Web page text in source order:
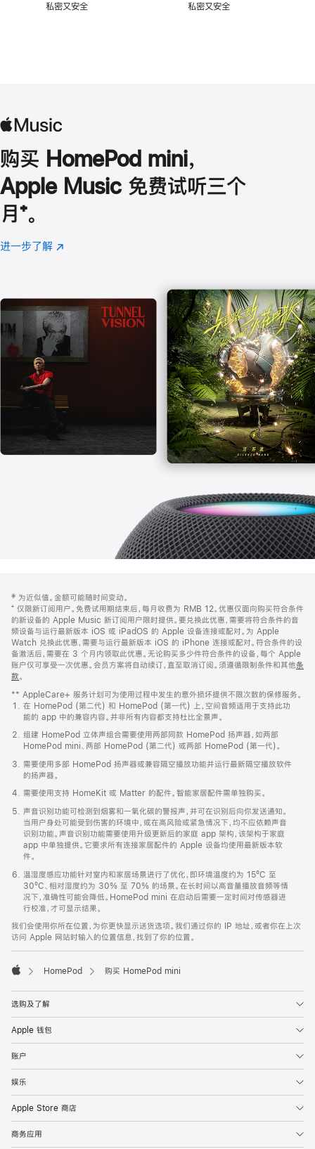
私密又安全 私密又安全
购买 HomePod mini，
Apple Music 免费试听三个
月 脚
注
⁺。
进一步了解 Apple
(在
口
中
打
开)
页
页
脚
注
‡ 为近似值。金额可能随时间变动。
⁺ 仅限新订阅用户。免费试用期结束后，每月收费为 RMB 12。优惠仅面向购买符合条件
的新设备的 Apple Music 新订阅用户限时提供。要兑换此优惠，需要将符合条件的音
频设备与运行最新版本 iOS 或 iPadOS 的 Apple 设备连接或配对。为 Apple
Watch 兑换此优惠，需要与运行最新版本 iOS 的 iPhone 连接或配对。符合条件的设
备激活后，需要在 3 个月内领取此优惠。无论购买多少件符合条件的设备，每个 Apple
账户仅可享受一次优惠。会员方案将自动续订，直至取消订阅。须遵循限制条件和其他条
款。
窗
口
中
打
开)
** AppleCare+ 服务计划可为使用过程中发生的意外损坏提供不限次数的保修服务。
在 HomePod (第二代) 和 HomePod (第一代) 上，空间音频适用于支持此功
能的 app 中的兼容内容。并非所有内容都支持杜比全景声。
组建 HomePod 立体声组合需要使用两部同款 HomePod 扬声器，如两部
HomePod mini、两部 HomePod (第二代) 或两部 HomePod (第一代)。
需要使用多部 HomePod 扬声器或兼容隔空播放功能并运行最新隔空播放软件
的扬声器。
需要使用支持 HomeKit 或 Matter 的配件。智能家居配件需单独购买。
声音识别功能可检测到烟雾和一氧化碳的警报声，并可在识别后向你发送通知。
当用户身处可能受到伤害的环境中，或在高风险或紧急情况下，均不应依赖声音
识别功能。声音识别功能需要使用升级更新后的家庭 app 架构，该架构于家庭
app 中单独提供。它要求所有连接家居配件的 Apple 设备均使用最新版本软
件。
温湿度感应功能针对室内和家居场景进行了优化，即环境温度约为 15ºC 至
30ºC、相对湿度约为 30% 至 70% 的场景。在长时间以高音量播放音频等情
况下，准确性可能会降低。HomePod mini 在启动后需要一定时间对传感器进
行校准，才可显示结果。
我们会使用你所在位置，为你更快显示送货选项。我们通过你的 IP 地址，或者你在上次
访问 Apple 网站时输入的位置信息，找到了你的位置。
HomePod 购买 HomePod mini
选购及了解
Apple 钱包
账户
娱乐
Apple Store 商店
商务应用